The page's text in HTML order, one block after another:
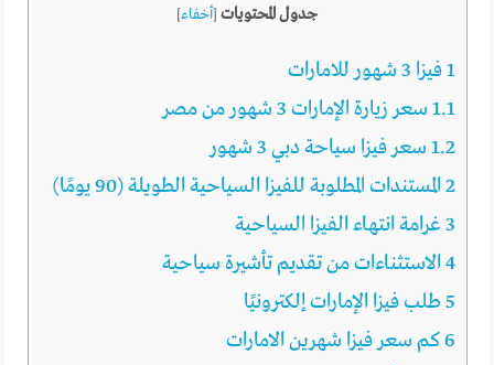
جدول المحتويات [أخفاء]
1فيزا 3 شهور للامارات
1.1 سعر زيارة الإمارات 3 شهور من مصر
1.2 سعر فيزا سياحة دبي 3 شهور
2 المستندات المطلوبة للفيزا السياحية الطويلة (90 يومًا)
3 غرامة انتهاء الفيزا السياحية
4 الاستثناءات من تقديم تأشيرة سياحية
5 طلب فيزا الإمارات إلكترونيًا
6كم سعر فيزا شهرين الامارات